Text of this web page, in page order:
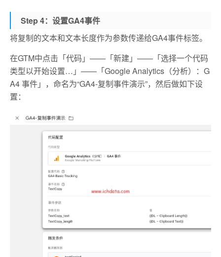
Step 4：设置GA4事件
将复制的文本和文本长度作为参数传递给GA4事件标签。
在GTM中点击「代码」——「新建」——「选择一个代码
类型以开始设置…」——「Google Analytics（分析）：G
A4 事件」，命名为“GA4-复制事件演示”，然后做如下设
置：